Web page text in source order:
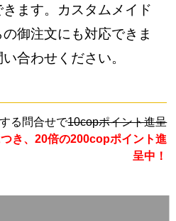
ます。カスタムメイド
御注文にも対応できま
合わせください。
る問合せで10copポイント進呈
き、20倍の200copポイント進
呈中！